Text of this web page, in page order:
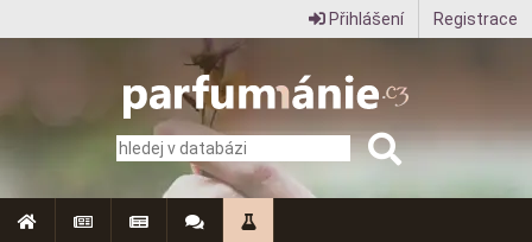
Přihlášení Registrace
Parfumanie.cz
–
vše
o